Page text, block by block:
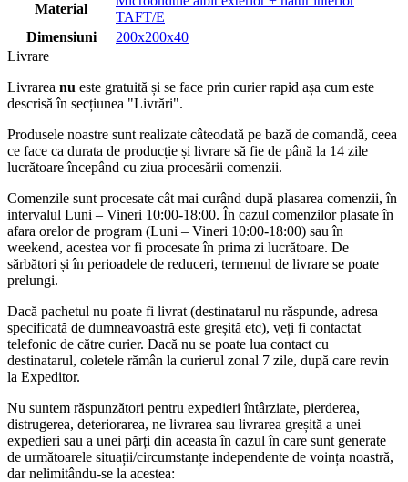
Material
TAFT/E
Dimensiuni
200x200x40
Livrare
Livrarea nu este gratuită și se face prin curier rapid așa cum este
descrisă în secțiunea "Livrări".
Produsele noastre sunt realizate câteodată pe bază de comandă, ceea
ce face ca durata de producție și livrare să fie de până la 14 zile
lucrătoare începând cu ziua procesării comenzii.
Comenzile sunt procesate cât mai curând după plasarea comenzii, în
intervalul Luni – Vineri 10:00-18:00. În cazul comenzilor plasate în
afara orelor de program (Luni – Vineri 10:00-18:00) sau în
weekend, acestea vor fi procesate în prima zi lucrătoare. De
sărbători și în perioadele de reduceri, termenul de livrare se poate
prelungi.
Dacă pachetul nu poate fi livrat (destinatarul nu răspunde, adresa
specificată de dumneavoastră este greșită etc), veți fi contactat
telefonic de către curier. Dacă nu se poate lua contact cu
destinatarul, coletele rămân la curierul zonal 7 zile, după care revin
la Expeditor.
Nu suntem răspunzători pentru expedieri întârziate, pierderea,
distrugerea, deteriorarea, ne livrarea sau livrarea greșită a unei
expedieri sau a unei părți din aceasta în cazul în care sunt generate
de următoarele situații/circumstanțe independente de voința noastră,
dar nelimitându-se la acestea: